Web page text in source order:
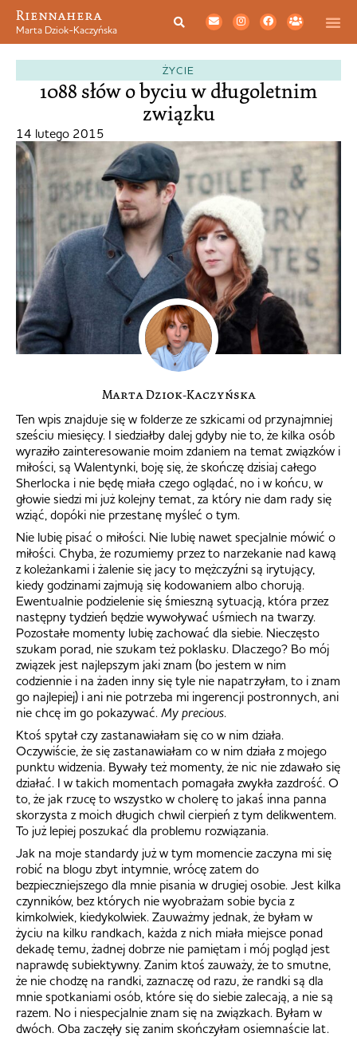
Riennahera
Marta Dziok-Kaczyńska
ŻYCIE
1088 słów o byciu w długoletnim
związku
14 lutego 2015
Marta Dziok-Kaczyńska
Ten wpis znajduje się w folderze ze szkicami od przynajmniej
sześciu miesięcy. I siedziałby dalej gdyby nie to, że kilka osób
wyraziło zainteresowanie moim zdaniem na temat związków i
miłości, są Walentynki, boję się, że skończę dzisiaj całego
Sherlocka i nie będę miała czego oglądać, no i w końcu, w
głowie siedzi mi już kolejny temat, za który nie dam rady się
wziąć, dopóki nie przestanę myśleć o tym.
Nie lubię pisać o miłości. Nie lubię nawet specjalnie mówić o
miłości. Chyba, że rozumiemy przez to narzekanie nad kawą
z koleżankami i żalenie się jacy to mężczyźni są irytujący,
kiedy godzinami zajmują się kodowaniem albo chorują.
Ewentualnie podzielenie się śmieszną sytuacją, która przez
następny tydzień będzie wywoływać uśmiech na twarzy.
Pozostałe momenty lubię zachować dla siebie. Nieczęsto
szukam porad, nie szukam też poklasku. Dlaczego? Bo mój
związek jest najlepszym jaki znam (bo jestem w nim
codziennie i na żaden inny się tyle nie napatrzyłam, to i znam
go najlepiej) i ani nie potrzeba mi ingerencji postronnych, ani
nie chcę im go pokazywać. My precious.
Ktoś spytał czy zastanawiałam się co w nim działa.
Oczywiście, że się zastanawiałam co w nim działa z mojego
punktu widzenia. Bywały też momenty, że nic nie zdawało się
działać. I w takich momentach pomagała zwykła zazdrość. O
to, że jak rzucę to wszystko w cholerę to jakaś inna panna
skorzysta z moich długich chwil cierpień z tym delikwentem.
To już lepiej poszukać dla problemu rozwiązania.
Jak na moje standardy już w tym momencie zaczyna mi się
robić na blogu zbyt intymnie, wrócę zatem do
bezpieczniejszego dla mnie pisania w drugiej osobie. Jest kilka
czynników, bez których nie wyobrażam sobie bycia z
kimkolwiek, kiedykolwiek. Zauważmy jednak, że byłam w
życiu na kilku randkach, każda z nich miała miejsce ponad
dekadę temu, żadnej dobrze nie pamiętam i mój pogląd jest
naprawdę subiektywny. Zanim ktoś zauważy, że to smutne,
że nie chodzę na randki, zaznaczę od razu, że randki są dla
mnie spotkaniami osób, które się do siebie zalecają, a nie są
razem. No i niespecjalnie znam się na związkach. Byłam w
dwóch. Oba zaczęły się zanim skończyłam osiemnaście lat.